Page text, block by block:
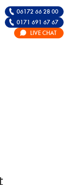
FÜR DIE
06172 66 28 00
0171 691 67 67
LIVE CHAT